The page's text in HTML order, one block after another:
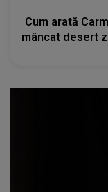
Cum arată
mâncat desert